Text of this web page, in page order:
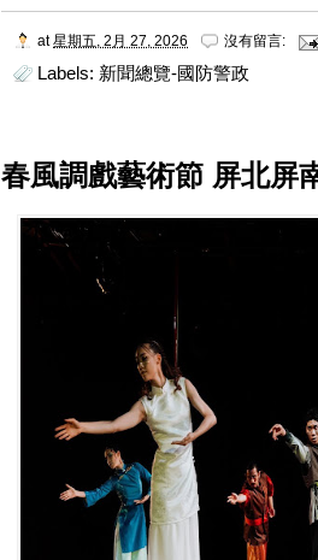
at星期五, 2月 27, 2026 沒有留言:
Labels: 新聞總覽-國防警政
春風調戲藝術節 屏北屏